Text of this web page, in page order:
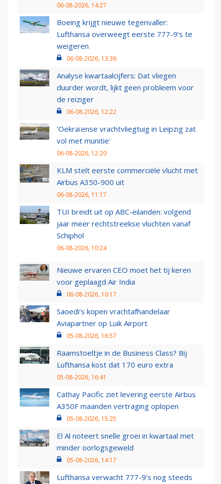
06-08-2026, 14:27
Boeing krijgt nieuwe tegenvaller:
Lufthansa overweegt eerste 777-9’s te
weigeren
06-08-2026, 13:36
Analyse kwartaalcijfers: Dat vliegen
duurder wordt, lijkt geen probleem voor
de reiziger
06-08-2026, 12:22
'Oekraïense vrachtvliegtuig in Leipzig zat
vol met munitie'
06-08-2026, 12:20
KLM stelt eerste commerciële vlucht met
Airbus A350-900 uit
06-08-2026, 11:17
TUI breidt uit op ABC-eilanden: volgend
jaar meer rechtstreekse vluchten vanaf
Schiphol
06-08-2026, 10:24
Nieuwe ervaren CEO moet het tij keren
voor geplaagd Air India
06-08-2026, 10:17
Saoedi’s kopen vrachtafhandelaar
Aviapartner op Luik Airport
05-08-2026, 16:57
Raamstoeltje in de Business Class? Bij
Lufthansa kost dat 170 euro extra
05-08-2026, 16:41
Cathay Pacific ziet levering eerste Airbus
A350F maanden vertraging oplopen
05-08-2026, 15:25
El Al noteert snelle groei in kwartaal met
minder oorlogsgeweld
05-08-2026, 14:17
Lufthansa verwacht 777-9’s nog steeds